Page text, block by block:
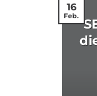
16
Feb.